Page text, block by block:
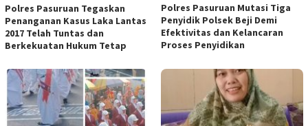
Polres Pasuruan Tegaskan
Penanganan Kasus Laka Lantas
2017 Telah Tuntas dan
Berkekuatan Hukum Tetap
Polres Pasuruan Mutasi Tiga
Penyidik Polsek Beji Demi
Efektivitas dan Kelancaran
Proses Penyidikan